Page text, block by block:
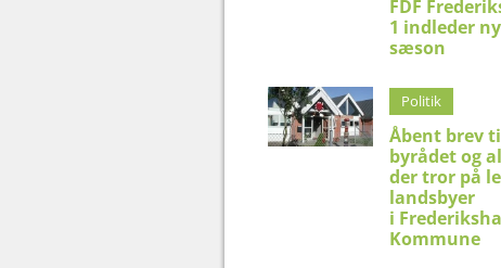
FDF
1 indleder ny
sæson
Politik
Åbent brev
byrådet og
der tror på
landsbyer
i
Kommune